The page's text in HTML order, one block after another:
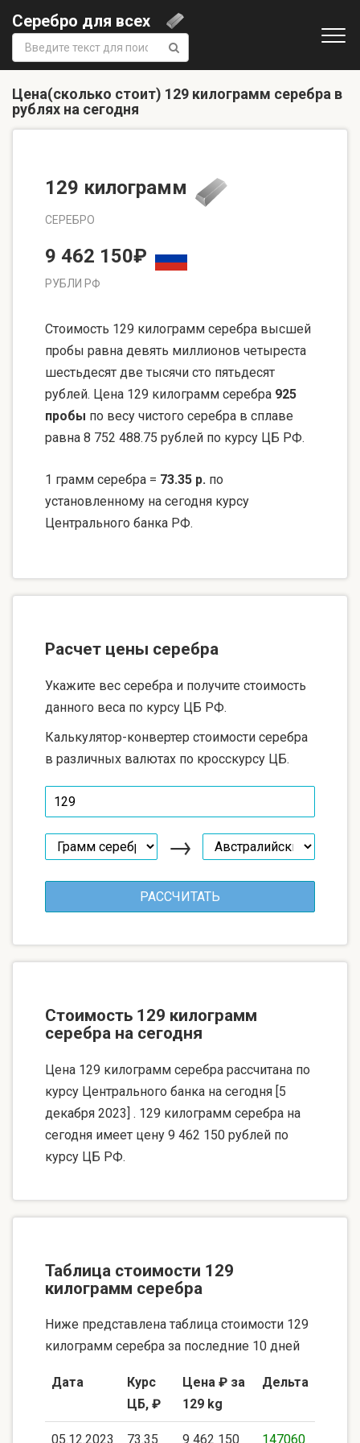
Серебро для всех
Поиск:
Цена(сколько стоит) 129 килограмм серебра в
рублях на сегодня
129 килограмм
СЕРЕБРО
9 462 150₽
РУБЛИ РФ
Стоимость 129 килограмм серебра высшей
пробы равна девять миллионов четыреста
шестьдесят две тысячи сто пятьдесят
рублей. Цена 129 килограмм серебра 925
пробы по весу чистого серебра в сплаве
равна 8 752 488.75 рублей по курсу ЦБ РФ.
1 грамм серебра = 73.35 р. по
установленному на сегодня курсу
Центрального банка РФ.
Расчет цены серебра
Укажите вес серебра и получите стоимость
данного веса по курсу ЦБ РФ.
Калькулятор-конвертер стоимости серебра
в различных валютах по кросскурсу ЦБ.
→
Стоимость 129 килограмм
серебра на сегодня
Цена 129 килограмм серебра рассчитана по
курсу Центрального банка на сегодня [5
декабря 2023] . 129 килограмм серебра на
сегодня имеет цену 9 462 150 рублей по
курсу ЦБ РФ.
Таблица стоимости 129
килограмм серебра
Ниже представлена таблица стоимости 129
килограмм серебра за последние 10 дней
Дата
Курс
ЦБ, ₽
Цена ₽ за
129 kg
Дельта
05.12.2023 73.35 9 462 150 147060